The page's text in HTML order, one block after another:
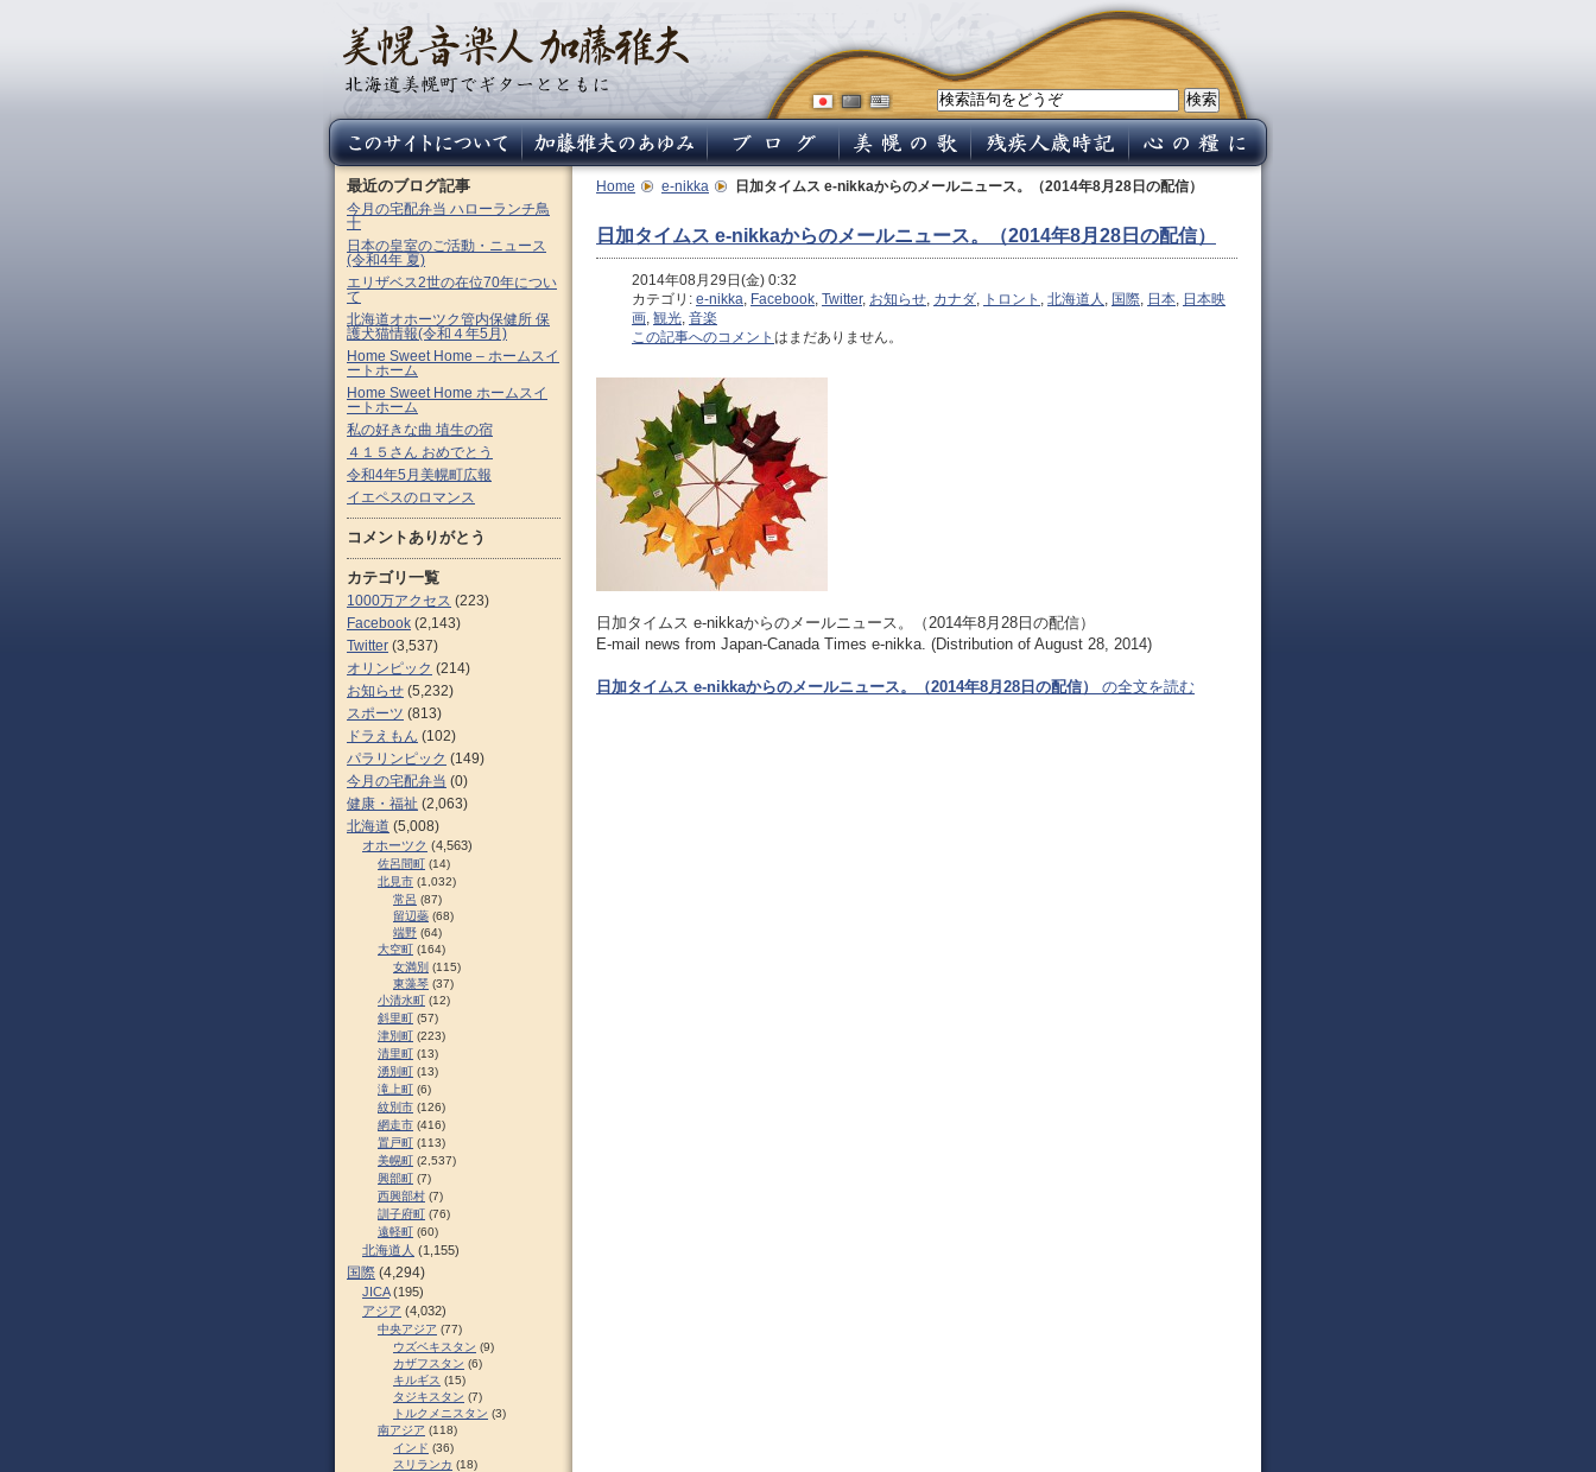
Home e-nikka 日加タイムス e-nikkaからのメールニュース。（2014年8月28日の配信）
日加タイムス e-nikkaからのメールニュース。（2014年8月28日の配信）
2014年08月29日(金) 0:32
カテゴリ: e-nikka, Facebook, Twitter, お知らせ, カナダ, トロント , 北海道人 , 国際, 日本, 日本映
画, 観光, 音楽
この記事へのコメント はまだありません。
日加タイムス e-nikkaからのメールニュース。（2014年8月28日の配信）
E-mail news from Japan-Canada Times e-nikka. (Distribution of August 28, 2014)
日加タイムス e-nikkaからのメールニュース。（2014年8月28日の配信） の全文を読む
最近のブログ記事
今月の宅配弁当 ハローランチ鳥
十
日本の皇室のご活動・ニュース
(令和4年 夏)
エリザベス2世の在位70年につい
て
北海道オホーツク管内保健所 保
護犬猫情報(令和４年5月)
Home Sweet Home – ホームスイ
ートホーム
Home Sweet Home ホームスイ
ートホーム
私の好きな曲 埴生の宿
４１５さん おめでとう
令和4年5月美幌町広報
イエペスのロマンス
コメントありがとう
カテゴリ一覧
1000万アクセス (223)
Facebook (2,143)
Twitter (3,537)
オリンピック (214)
お知らせ (5,232)
スポーツ (813)
ドラえもん (102)
パラリンピック (149)
今月の宅配弁当 (0)
健康・福祉 (2,063)
北海道 (5,008)
オホーツク (4,563)
佐呂間町 (14)
北見市 (1,032)
常呂 (87)
留辺蘂 (68)
端野 (64)
大空町 (164)
女満別 (115)
東藻琴 (37)
小清水町 (12)
斜里町 (57)
津別町 (223)
清里町 (13)
湧別町 (13)
滝上町 (6)
紋別市 (126)
網走市 (416)
置戸町 (113)
美幌町 (2,537)
興部町 (7)
西興部村 (7)
訓子府町 (76)
遠軽町 (60)
北海道人 (1,155)
国際 (4,294)
JICA(195)
アジア (4,032)
中央アジア (77)
ウズベキスタン (9)
カザフスタン (6)
キルギス (15)
タジキスタン (7)
トルクメニスタン (3)
南アジア (118)
インド (36)
スリランカ (18)